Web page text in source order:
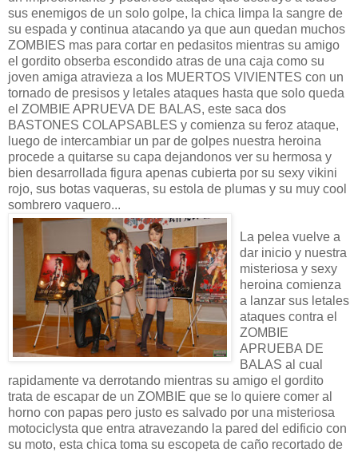
sus enemigos de un solo golpe, la chica limpa la sangre de
su espada y continua atacando ya que aun quedan muchos
ZOMBIES mas para cortar en pedasitos mientras su amigo
el gordito obserba escondido atras de una caja como su
joven amiga atravieza a los MUERTOS VIVIENTES con un
tornado de presisos y letales ataques hasta que solo queda
el ZOMBIE APRUEVA DE BALAS, este saca dos
BASTONES COLAPSABLES y comienza su feroz ataque,
luego de intercambiar un par de golpes nuestra heroina
procede a quitarse su capa dejandonos ver su hermosa y
bien desarrollada figura apenas cubierta por su sexy vikini
rojo, sus botas vaqueras, su estola de plumas y su muy cool
sombrero vaquero...
La pelea vuelve a
dar inicio y nuestra
misteriosa y sexy
heroina comienza
a lanzar sus letales
ataques contra el
ZOMBIE
APRUEBA DE
BALAS al cual
rapidamente va derrotando mientras su amigo el gordito
trata de escapar de un ZOMBIE que se lo quiere comer al
horno con papas pero justo es salvado por una misteriosa
motociclysta que entra atravezando la pared del edificio con
su moto, esta chica toma su escopeta de caño recortado de